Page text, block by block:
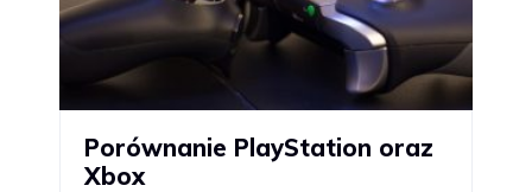
Porównanie PlayStation oraz
Xbox